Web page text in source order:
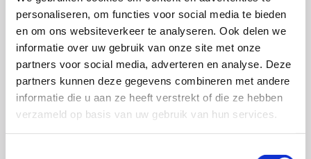
personaliseren, om functies voor social media te bieden
en om ons websiteverkeer te analyseren. Ook delen we
informatie over uw gebruik van onze site met onze
partners voor social media, adverteren en analyse. Deze
partners kunnen deze gegevens combineren met andere
informatie die u aan ze heeft verstrekt of die ze hebben
verzameld op basis van uw gebruik van hun services.
0348 – 43 29 20(algemene nummer)
(ma t/m do: van 10.00 tot 14.30 uur)
info@crohn-colitis.nl
0348 – 420 780 (ervaringsdeskundigenlijn)
(ma t/m do: van 10:00 tot 12:30 uur)
ervaringsdeskundigen@crohn-colitis.nl